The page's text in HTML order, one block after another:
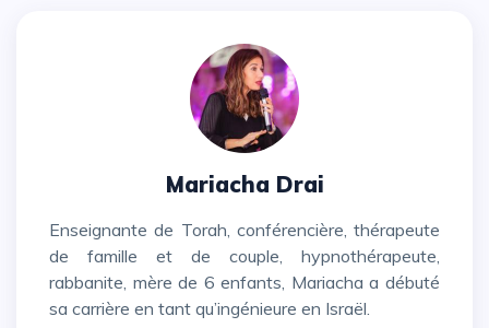
Mariacha Drai
Enseignante de Torah, conférencière, thérapeute
de famille et de couple, hypnothérapeute,
rabbanite, mère de 6 enfants, Mariacha a débuté
sa carrière en tant qu’ingénieure en Israël.